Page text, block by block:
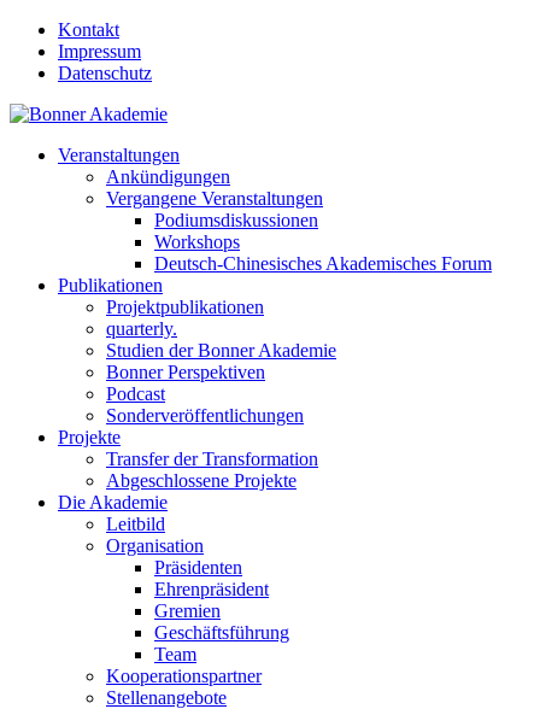
Kontakt
Impressum
Datenschutz
Veranstaltungen
Ankündigungen
Vergangene Veranstaltungen
Podiumsdiskussionen
Workshops
Deutsch-Chinesisches Akademisches Forum
Publikationen
Projektpublikationen
quarterly.
Studien der Bonner Akademie
Bonner Perspektiven
Podcast
Sonderveröffentlichungen
Projekte
Transfer der Transformation
Abgeschlossene Projekte
Die Akademie
Leitbild
Organisation
Präsidenten
Ehrenpräsident
Gremien
Geschäftsführung
Team
Kooperationspartner
Stellenangebote